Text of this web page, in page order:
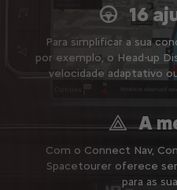
16
Para simplificar a sua
por exemplo, o Head-up
velocidade adaptativo
A
Com o Connect Nav,
Spacetourer oferece
para as